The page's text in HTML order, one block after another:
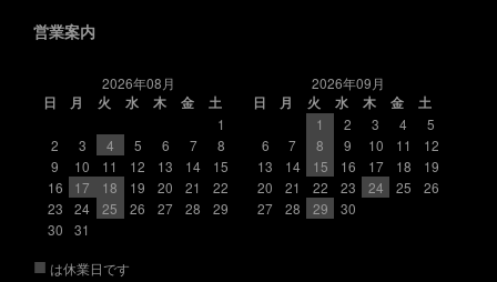
営業案内
2026年08月
日
月 火 水 木 金
土
1
2
3 4 5 6 7
8
9
10 11 12 13 14
15
16
17 18 19 20 21
22
23
24 25 26 27 28
29
30
31
2026年09月
日
月 火 水 木 金
土
1
2 3 4
5
6
7 8 9 10 11
12
13
14 15 16 17 18
19
20
21 22 23 24 25
26
27
28 29 30
■ は休業日です